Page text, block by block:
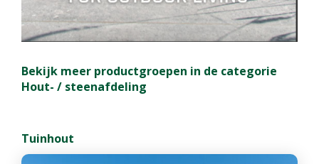
Bekijk meer productgroepen in de categorie
Hout- / steenafdeling
Tuinhout